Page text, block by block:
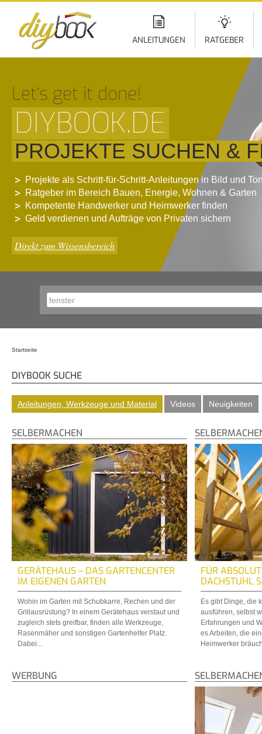
ANLEITUNGEN RATGEBER
Let‘s get it done!
DIYBOOK.DE
PROJEKTE SUCHEN &
Projekte als Schritt-für-Schritt-Anleitungen in Bild und
Ratgeber im Bereich Bauen, Energie, Wohnen & Garten
Kompetente Handwerker und Heimwerker finden
Geld verdienen und Aufträge von Privaten sichern
Direkt zum Wissensbereich
Startseite
DIYBOOK SUCHE
Anleitungen, Werkzeuge und Material Videos Neuigkeiten
SELBERMACHEN
GERÄTEHAUS – DAS GARTENCENTER
IM EIGENEN GARTEN
Wohin im Garten mit Schubkarre, Rechen und der
Grillausrüstung? In einem Gerätehaus verstaut und
zugleich stets greifbar, finden alle Werkzeuge,
Rasenmäher und sonstigen Gartenhelfer Platz.
Dabei...
FÜR
DACHSTUHL
Es gibt Dinge, die
ausführen, selbst
Erfahrungen und
es Arbeiten, die
Heimwerker
WERBUNG